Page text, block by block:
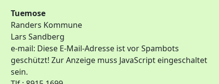
Tuemose
Randers Kommune
Lars Sandberg
e-mail: Diese E-Mail-Adresse ist vor Spambots
geschützt! Zur Anzeige muss JavaScript eingeschaltet
sein.